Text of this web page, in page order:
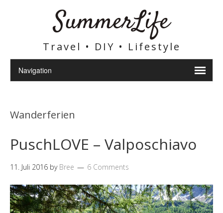
SummerLife
Travel • DIY • Lifestyle
Wanderferien
PuschLOVE – Valposchiavo
11. Juli 2016 by Bree 6 Comments